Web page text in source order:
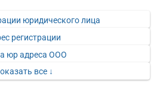
юридического лица
регистрации
юр адреса ООО
все ↓